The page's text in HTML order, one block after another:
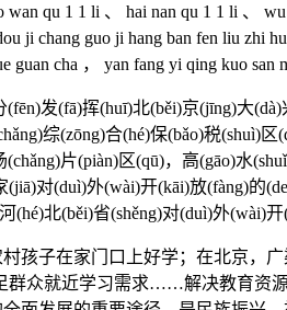
qu 1 1 li 、 hai nan qu 1 1 li 、
ji chang guo ji hang ban fen liu zhi
cha ， yan fang yi qing kuo san
发(fā)挥(huī)北(běi)京(jīng)大
综(zōng)合(hé)保(bǎo)税(shuì)
片(piàn)区(qū)，高(gāo)水
对(duì)外(wài)开(kāi)放(fàng)的
北(běi)省(shěng)对(duì)外(wài)
子在家门口上好学；在北京，广
群众就近学习需求……解决教育资